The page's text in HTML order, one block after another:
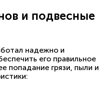
и подвесные
надежно и
его правильное
попадание грязи, пыли и